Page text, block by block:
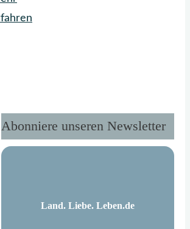
da."
Abonniere unseren Newsletter
Land. Liebe. Leben.de